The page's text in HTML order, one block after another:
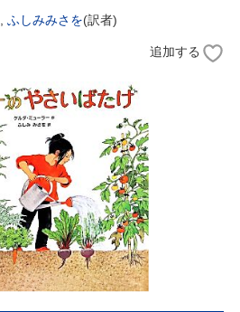
ふしみみさを(訳者)
追加する